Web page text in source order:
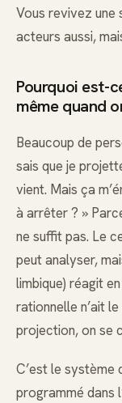
Vous revivez une
acteurs aussi,
Pourquoi est-
même quand
Beaucoup de
sais que je
vient. Mais ça
à arrêter ? »
ne suffit pas. Le
peut analyser,
limbique) réagit
rationnelle n’ait
projection, on se
C’est le système
programmé dans